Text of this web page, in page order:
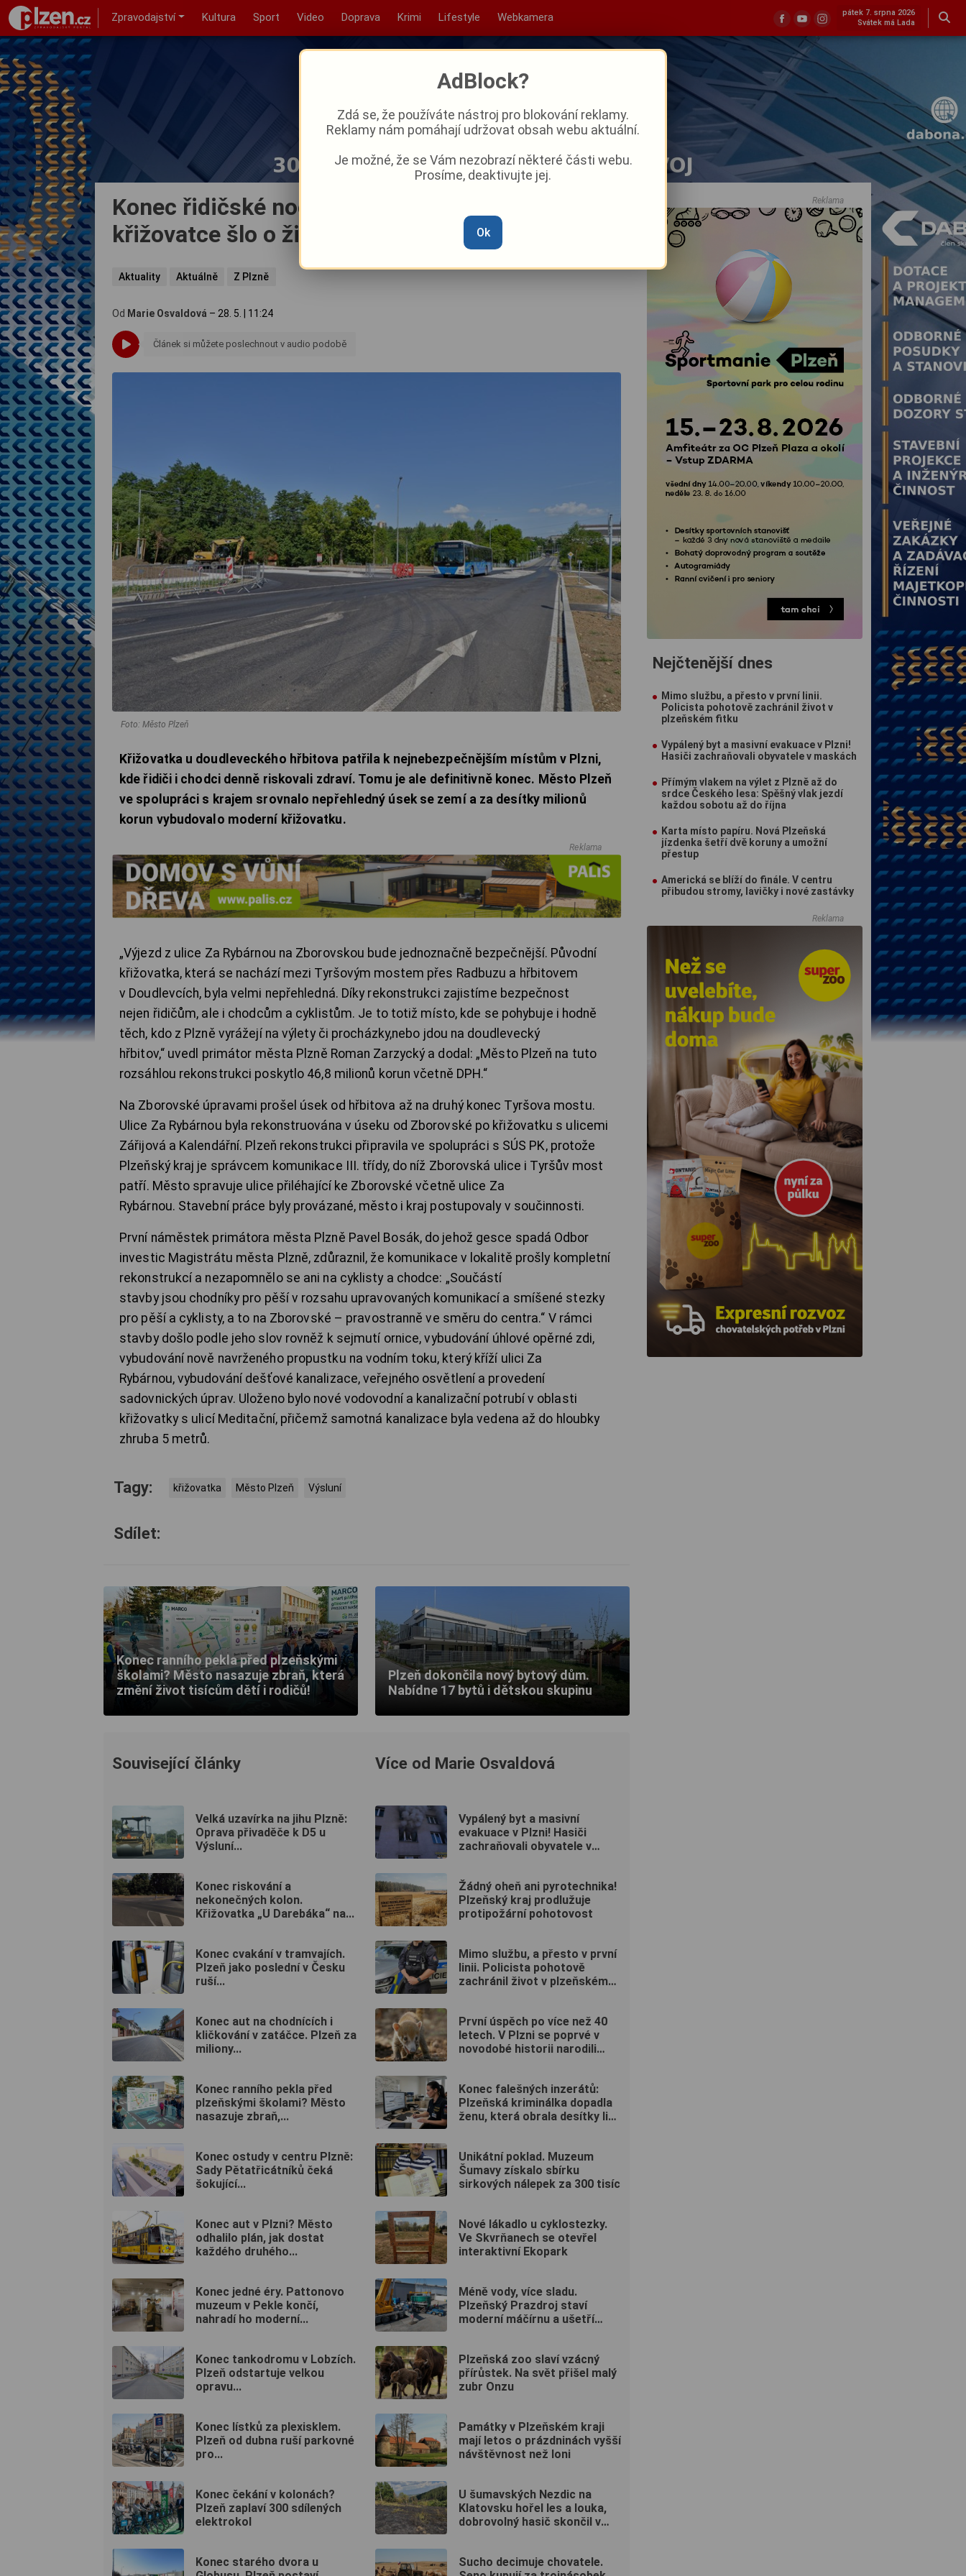
Zpravodajství Kultura Sport Video Doprava Krimi Lifestyle Webkamera
pátek 7. srpna 2026
Svátek má Lada
Konec řidičské noční můry v Plzni! Na této
křižovatce šlo o život, teď se všechno mění!
Aktuality Aktuálně Z Plzně
Od Marie Osvaldová – 28. 5. 11:24
Článek si můžete poslechnout v audio podobě
Foto: Město Plzeň
Křižovatka u doudleveckého hřbitova patřila k nejnebezpečnějším místům v Plzni,
kde řidiči i chodci denně riskovali zdraví. Tomu je ale definitivně konec. Město Plzeň
ve spolupráci s krajem srovnalo nepřehledný úsek se zemí a za desítky milionů
korun vybudovalo moderní křižovatku.
Reklama
„Výjezd z ulice Za Rybárnou na Zborovskou bude jednoznačně bezpečnější. Původní
křižovatka, která se nachází mezi Tyršovým mostem přes Radbuzu a hřbitovem
v Doudlevcích, byla velmi nepřehledná. Díky rekonstrukci zajistíme bezpečnost
nejen řidičům, ale i chodcům a cyklistům. Je to totiž místo, kde se pohybuje i hodně
těch, kdo z Plzně vyrážejí na výlety či procházky,nebo jdou na doudlevecký
hřbitov,“ uvedl primátor města Plzně Roman Zarzycký a dodal: „Město Plzeň na tuto
rozsáhlou rekonstrukci poskytlo 46,8 milionů korun včetně DPH.“
Na Zborovské úpravami prošel úsek od hřbitova až na druhý konec Tyršova mostu.
Ulice Za Rybárnou byla rekonstruována v úseku od Zborovské po křižovatku s ulicemi
Zářijová a Kalendářní. Plzeň rekonstrukci připravila ve spolupráci s SÚS PK, protože
Plzeňský kraj je správcem komunikace III. třídy, do níž Zborovská ulice i Tyršův most
patří. Město spravuje ulice přiléhající ke Zborovské včetně ulice Za
Rybárnou. Stavební práce byly provázané, město i kraj postupovaly v součinnosti.
První náměstek primátora města Plzně Pavel Bosák, do jehož gesce spadá Odbor
investic Magistrátu města Plzně, zdůraznil, že komunikace v lokalitě prošly kompletní
rekonstrukcí a nezapomnělo se ani na cyklisty a chodce: „Součástí
stavby jsou chodníky pro pěší v rozsahu upravovaných komunikací a smíšené stezky
pro pěší a cyklisty, a to na Zborovské – pravostranně ve směru do centra.“ V rámci
stavby došlo podle jeho slov rovněž k sejmutí ornice, vybudování úhlové opěrné zdi,
vybudování nově navrženého propustku na vodním toku, který kříží ulici Za
Rybárnou, vybudování dešťové kanalizace, veřejného osvětlení a provedení
sadovnických úprav. Uloženo bylo nové vodovodní a kanalizační potrubí v oblasti
křižovatky s ulicí Meditační, přičemž samotná kanalizace byla vedena až do hloubky
zhruba 5 metrů.
Tagy: křižovatka Město Plzeň Výsluní
Sdílet:
Konec ranního pekla před plzeňskými
školami? Město nasazuje zbraň, která
změní život tisícům dětí i rodičů!
Plzeň dokončila nový bytový dům.
Nabídne 17 bytů i dětskou skupinu
Související články
Velká uzavírka na jihu Plzně:
Oprava přivaděče k D5 u
Výsluní...
Konec riskování a
nekonečných kolon.
Křižovatka „U Darebáka“ na...
Konec cvakání v tramvajích.
Plzeň jako poslední v Česku
ruší...
Konec aut na chodnících i
kličkování v zatáčce. Plzeň za
miliony...
Konec ranního pekla před
plzeňskými školami? Město
nasazuje zbraň,...
Konec ostudy v centru Plzně:
Sady Pětatřicátníků čeká
šokující...
Konec aut v Plzni? Město
odhalilo plán, jak dostat
každého druhého...
Konec jedné éry. Pattonovo
muzeum v Pekle končí,
nahradí ho moderní...
Konec tankodromu v Lobzích.
Plzeň odstartuje velkou
opravu...
Konec lístků za plexisklem.
Plzeň od dubna ruší parkovné
pro...
Konec čekání v kolonách?
Plzeň zaplaví 300 sdílených
elektrokol
Konec starého dvora u
Více od Marie Osvaldová
Vypálený byt a masivní
evakuace v Plzni! Hasiči
zachraňovali obyvatele v
Žádný oheň ani pyrotechnika!
Plzeňský kraj prodlužuje
protipožární pohotovost
Mimo službu, a přesto v první
linii. Policista pohotově
zachránil život v plzeňském
První úspěch po více než 40
letech. V Plzni se poprvé v
novodobé historii narodili
Konec falešných inzerátů:
Plzeňská kriminálka dopadla
ženu, která obrala desítky lidí
Unikátní poklad. Muzeum
Šumavy získalo sbírku
sirkových nálepek za 300 tisíc
Nové lákadlo u cyklostezky.
Ve Skvrňanech se otevřel
interaktivní Ekopark
Méně vody, více sladu.
Plzeňský Prazdroj staví
moderní máčírnu a ušetří
Plzeňská zoo slaví vzácný
přírůstek. Na svět přišel malý
zubr Onzu
Památky v Plzeňském kraji
mají letos o prázdninách vyšší
návštěvnost než loni
U šumavských Nezdic na
Klatovsku hořel les a louka,
dobrovolný hasič skončil v
Sucho decimuje chovatele.
Reklama
Nejčtenější dnes
Mimo službu, a přesto v první linii.
Policista pohotově zachránil život v
plzeňském fitku
Vypálený byt a masivní evakuace v Plzni!
Hasiči zachraňovali obyvatele v maskách
Přímým vlakem na výlet z Plzně až do
srdce Českého lesa: Spěšný vlak jezdí
každou sobotu až do října
Karta místo papíru. Nová Plzeňská
jízdenka šetří dvě koruny a umožní
přestup
Americká se blíží do finále. V centru
přibudou stromy, lavičky i nové zastávky
Reklama
AdBlock?
Zdá se, že používáte nástroj pro blokování reklamy.
Reklamy nám pomáhají udržovat obsah webu aktuální.
Je možné, že se Vám nezobrazí některé části webu.
Prosíme, deaktivujte jej.
Ok